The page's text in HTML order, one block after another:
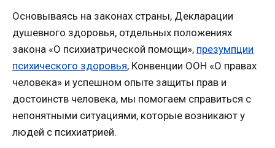
Основываясь на законах страны, Декларации
душевного здоровья, отдельных положениях
закона «О психиатрической помощи», презумпции
психического здоровья, Конвенции ООН «О правах
человека» и успешном опыте защиты прав и
достоинств человека, мы помогаем справиться с
непонятными ситуациями, которые возникают у
людей с психиатрией.